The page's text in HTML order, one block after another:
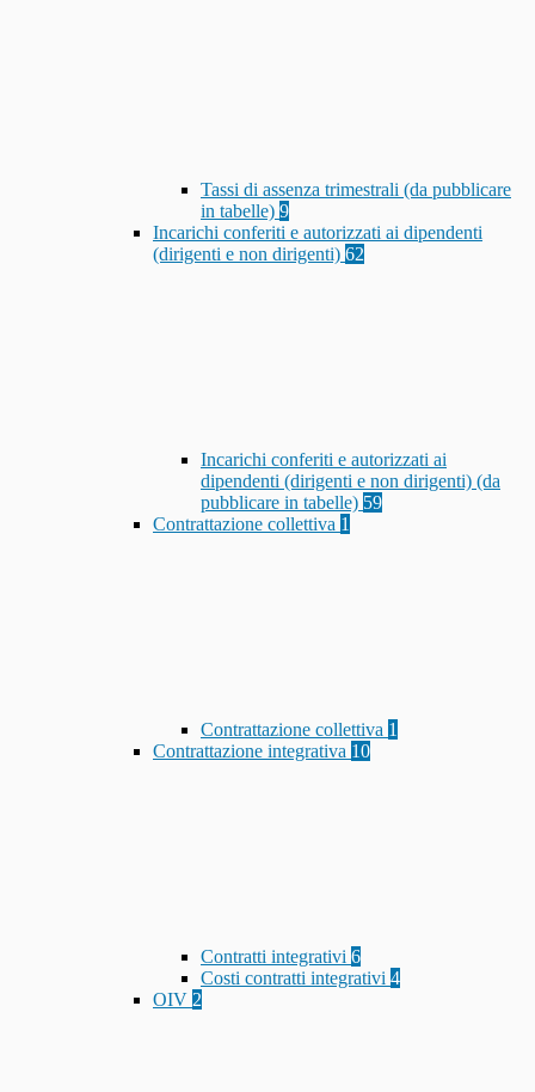
Tassi di assenza trimestrali (da pubblicare
in tabelle) 9
Incarichi conferiti e autorizzati ai dipendenti
(dirigenti e non dirigenti) 62
Incarichi conferiti e autorizzati ai
dipendenti (dirigenti e non dirigenti) (da
pubblicare in tabelle) 59
Contrattazione collettiva 1
Contrattazione collettiva 1
Contrattazione integrativa 10
Contratti integrativi 6
Costi contratti integrativi 4
OIV 2